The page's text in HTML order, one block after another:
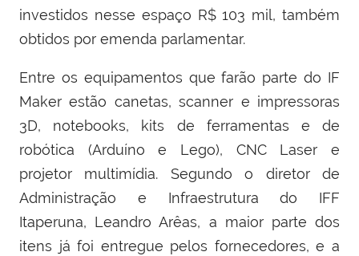
investidos nesse espaço R$ 103 mil, também
obtidos por emenda parlamentar.
Entre os equipamentos que farão parte do IF
Maker estão canetas, scanner e impressoras
3D, notebooks, kits de ferramentas e de
robótica (Arduíno e Lego), CNC Laser e
projetor multimídia. Segundo o diretor de
Administração e Infraestrutura do IFF
Itaperuna, Leandro Arêas, a maior parte dos
itens já foi entregue pelos fornecedores, e a